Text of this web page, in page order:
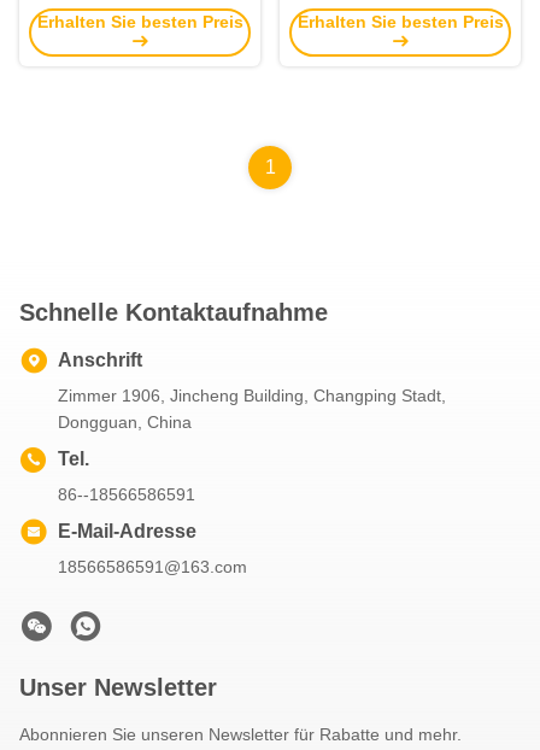
Gebrauchtfrachtwagen 3
Achsen Zugstange
Erhalten Sie besten Preis
Zugstange Anhänger zum
Verkauf
Erhalten Sie besten Preis
1
Schnelle Kontaktaufnahme
Anschrift
Zimmer 1906, Jincheng Building, Changping Stadt,
Dongguan, China
Tel.
86--18566586591
E-Mail-Adresse
18566586591@163.com
Unser Newsletter
Abonnieren Sie unseren Newsletter für Rabatte und mehr.